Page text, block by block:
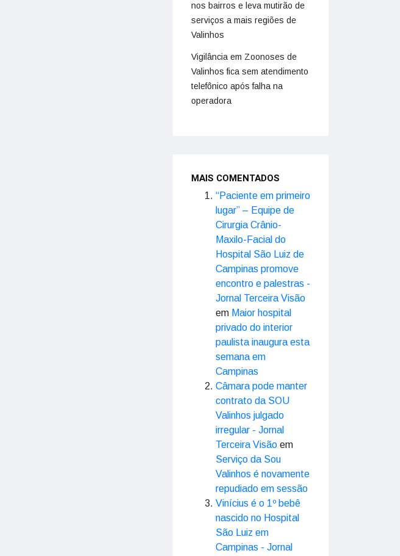
nos bairros e leva mutirão de
serviços a mais regiões de
Valinhos
Vigilância em Zoonoses de
Valinhos fica sem atendimento
telefônico após falha na
operadora
MAIS COMENTADOS
“Paciente em primeiro
lugar” – Equipe de
Cirurgia Crânio-
Maxilo-Facial do
Hospital São Luiz de
Campinas promove
encontro e palestras -
Jornal Terceira Visão
em Maior hospital
privado do interior
paulista inaugura esta
semana em
Campinas
Câmara pode manter
contrato da SOU
Valinhos julgado
irregular - Jornal
Terceira Visão em
Serviço da Sou
Valinhos é novamente
repudiado em sessão
Vinícius é o 1º bebê
nascido no Hospital
São Luiz em
Campinas - Jornal